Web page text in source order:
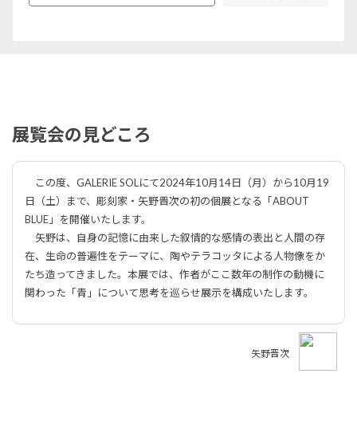
展覧会の見どころ
この度、GALERIE SOLにて2024年10月14日（月）から10月19
日（土）まで、彫刻家・矢野晋次の初の個展となる「ABOUT
BLUE」を開催いたします。
矢野は、自身の記憶に由来した叙情的な感情の表出と人間の存
在、生命の普遍性をテーマに、陶やテラコッタによる人物像をか
たち造ってきました。本展では、作者がここ数年の制作の動機に
関わった「青」について思考を巡らせ展示を構成いたします。
矢野晋次